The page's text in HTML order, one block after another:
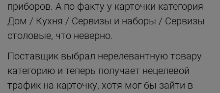
приборов. А по факту у карточки категория
Дом / Кухня / Сервизы и наборы / Сервизы
столовые, что неверно.
Поставщик выбрал нерелевантную товару
категорию и теперь получает нецелевой
трафик на карточку, хотя мог бы зайти в